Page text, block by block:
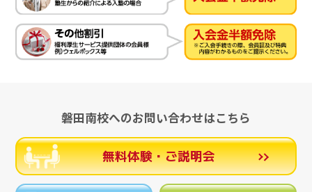
磐田南校へのお問い合わせはこちら
無料体験・ご説明会